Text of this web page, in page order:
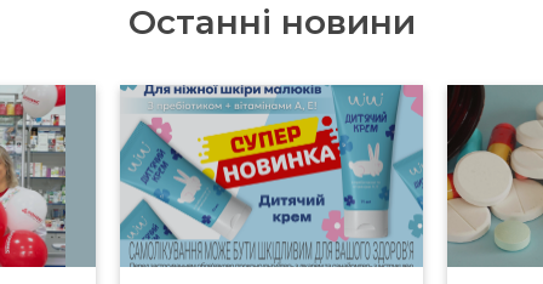
Останні новини